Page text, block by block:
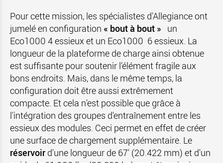
Pour cette mission, les spécialistes d'Allegiance ont
jumelé en configuration « bout à bout » un
Eco1000 4 essieux et un Eco1000 6 essieux. La
longueur de la plateforme de charge ainsi obtenue
est suffisante pour soutenir l’élément fragile aux
bons endroits. Mais, dans le même temps, la
configuration doit être aussi extrêmement
compacte. Et cela n'est possible que grâce à
l'intégration des groupes d'entraînement entre les
essieux des modules. Ceci permet en effet de créer
une surface de chargement supplémentaire. Le
réservoir d'une longueur de 67' (20.422 mm) et d'un